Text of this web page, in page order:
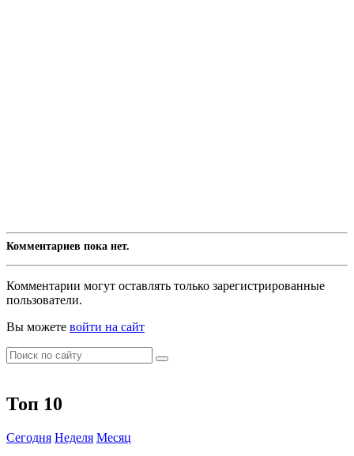
Комментариев пока нет.
Комментарии могут оставлять только зарегистрированные
пользователи.
Вы можете войти на сайт
Топ 10
Сегодня Неделя Месяц